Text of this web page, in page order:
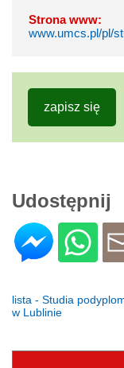
Strona www:
www.umcs.pl/pl/
zapisz się
Udostępnij
lista - Studia
w Lublinie